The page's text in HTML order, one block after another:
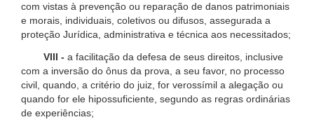
com vistas à prevenção ou reparação de danos patrimoniais
e morais, individuais, coletivos ou difusos, assegurada a
proteção Jurídica, administrativa e técnica aos necessitados;
VIII - a facilitação da defesa de seus direitos, inclusive
com a inversão do ônus da prova, a seu favor, no processo
civil, quando, a critério do juiz, for verossímil a alegação ou
quando for ele hipossuficiente, segundo as regras ordinárias
de experiências;